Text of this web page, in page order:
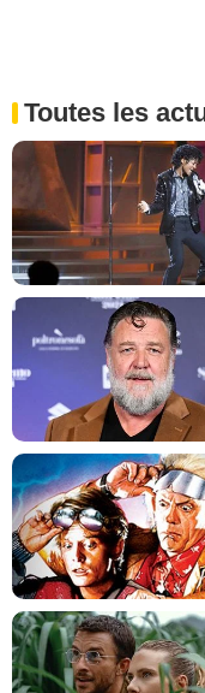
Toutes les